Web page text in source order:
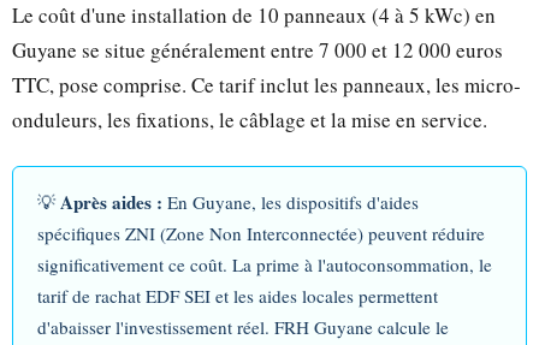
Le coût d'une installation de 10 panneaux (4 à 5 kWc) en
Guyane se situe généralement entre 7 000 et 12 000 euros
TTC, pose comprise. Ce tarif inclut les panneaux, les micro-
onduleurs, les fixations, le câblage et la mise en service.
💡 Après aides : En Guyane, les dispositifs d'aides
spécifiques ZNI (Zone Non Interconnectée) peuvent réduire
significativement ce coût. La prime à l'autoconsommation, le
tarif de rachat EDF SEI et les aides locales permettent
d'abaisser l'investissement réel. FRH Guyane calcule le